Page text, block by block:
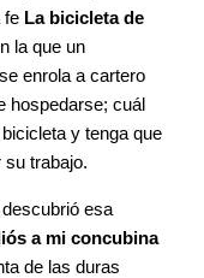
fe La bicicleta de
la que un
enrola a cartero
hospedarse; cuál
y tenga que
su trabajo.
esa
a mi concubina
de las duras